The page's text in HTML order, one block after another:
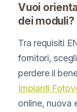
Vuoi
dei moduli?
Tra requisiti
fornitori,
perdere il
Impianti
online, nuova